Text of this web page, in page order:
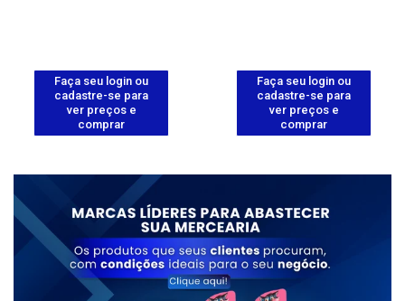
Faça seu login ou
cadastre-se para
ver preços e
comprar
Faça seu login ou
cadastre-se para
ver preços e
comprar